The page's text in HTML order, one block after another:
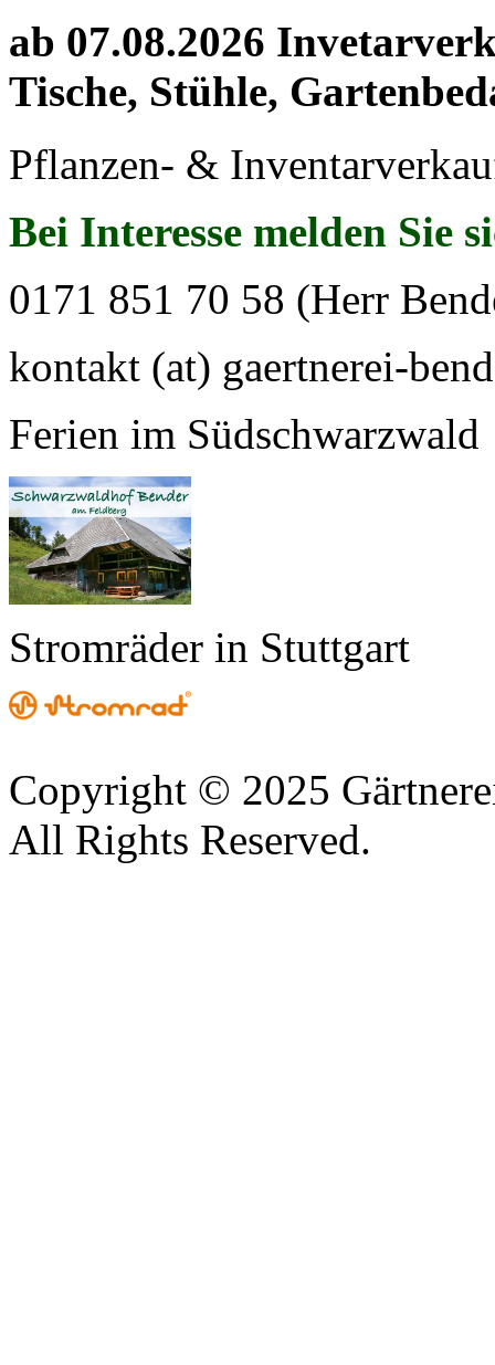
ab 07.08.2026
Tische, Stühle,
Pflanzen- &
Bei Interesse melden Sie
0171 851 70 58 (Herr
kontakt (at) gaertnerei-
Ferien im Südschwarzwald
Stromräder in Stuttgart
Copyright © 2025
All Rights Reserved.